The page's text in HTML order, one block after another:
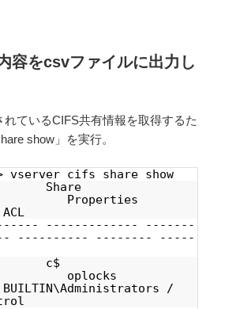
容をcsvファイルに出力し
れているCIFS共有情報を取得するた
show」を実行。
vserver cifs share show
Share
Properties
------------- -------
---------- -------- -----
c$
/